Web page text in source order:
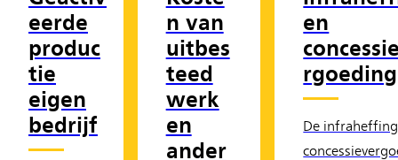
eerde
produc
tie
eigen
bedrijf
n van
uitbes
teed
werk
en
ander
en
rgoeding
De